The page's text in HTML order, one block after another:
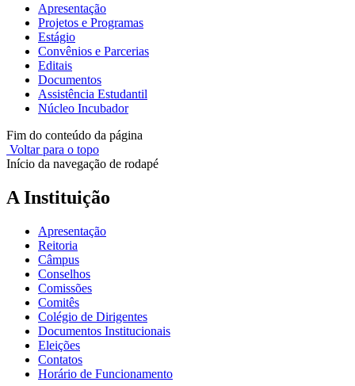
Apresentação
Projetos e Programas
Estágio
Convênios e Parcerias
Editais
Documentos
Assistência Estudantil
Núcleo Incubador
Fim do conteúdo da página
Voltar para o topo
Início da navegação de rodapé
A Instituição
Apresentação
Reitoria
Câmpus
Conselhos
Comissões
Comitês
Colégio de Dirigentes
Documentos Institucionais
Eleições
Contatos
Horário de Funcionamento